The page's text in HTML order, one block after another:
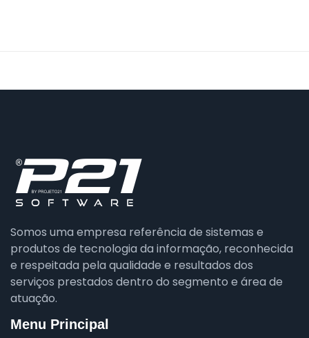
Somos uma empresa referência de sistemas e
produtos de tecnologia da informação, reconhecida
e respeitada pela qualidade e resultados dos
serviços prestados dentro do segmento e área de
atuação.
Menu Principal